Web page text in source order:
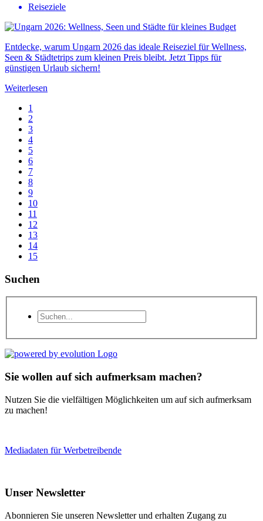
Reiseziele
Entdecke, warum Ungarn 2026 das ideale Reiseziel für Wellness,
Seen & Städtetrips zum kleinen Preis bleibt. Jetzt Tipps für
günstigen Urlaub sichern!
Weiterlesen
1
2
3
4
5
6
7
8
9
10
11
12
13
14
15
Suchen
Sie wollen auf sich aufmerksam machen?
Nutzen Sie die vielfältigen Möglichkeiten um auf sich aufmerksam
zu machen!
Mediadaten für Werbetreibende
Unser Newsletter
Abonnieren Sie unseren Newsletter und erhalten Zugang zu